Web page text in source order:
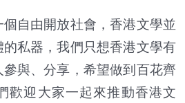
自由開放社會，香港文學並
私器，我們只想香港文學有
與、分享，希望做到百花齊
歡迎大家一起來推動香港文